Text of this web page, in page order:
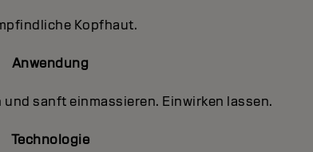
Kopfhaut.
Anwendung
sanft einmassieren. Einwirken lassen.
Technologie